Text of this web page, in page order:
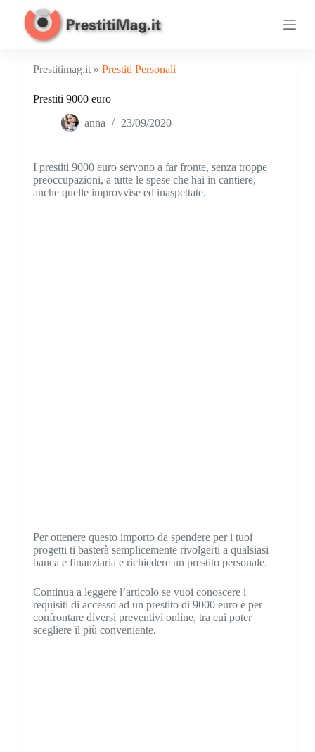
Prestitimag.it » Prestiti Personali
Prestiti 9000 euro
anna 23/09/2020
I prestiti 9000 euro servono a far fronte, senza troppe
preoccupazioni, a tutte le spese che hai in cantiere,
anche quelle improvvise ed inaspettate.
Per ottenere questo importo da spendere per i tuoi
progetti ti basterà semplicemente rivolgerti a qualsiasi
banca e finanziaria e richiedere un prestito personale.
Continua a leggere l’articolo se vuoi conoscere i
requisiti di accesso ad un prestito di 9000 euro e per
confrontare diversi preventivi online, tra cui poter
scegliere il più conveniente.